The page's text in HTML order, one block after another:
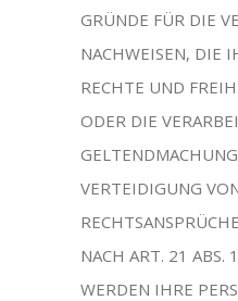
GRÜNDE FÜR DIE
NACHWEISEN, DIE
RECHTE UND
ODER DIE
VERTEIDIGUNG
NACH ART. 21 ABS.
WERDEN IHRE